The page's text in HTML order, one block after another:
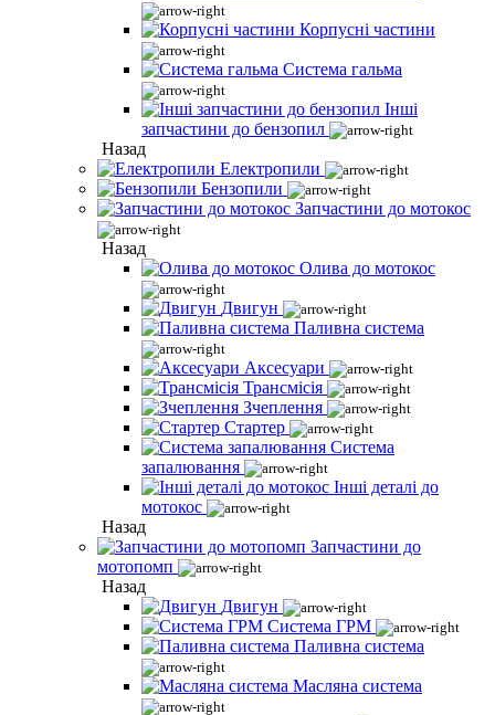
Корпусні частини
Система гальма
Інші
запчастини до бензопил
Назад
Електропили
Бензопили
Запчастини до мотокос
Назад
Олива до мотокос
Двигун
Паливна система
Аксесуари
Трансмісія
Зчеплення
Стартер
Система
запалювання
Інші деталі до
мотокос
Назад
Запчастини до
мотопомп
Назад
Двигун
Система ГРМ
Паливна система
Масляна система